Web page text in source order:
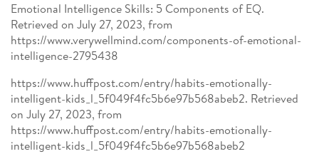
Emotional Intelligence Skills: 5 Components of EQ.
Retrieved on July 27, 2023, from
https://www.verywellmind.com/components-of-emotional-
intelligence-2795438
https://www.huffpost.com/entry/habits-emotionally-
intelligent-kids_l_5f049f4fc5b6e97b568abeb2. Retrieved
on July 27, 2023, from
https://www.huffpost.com/entry/habits-emotionally-
intelligent-kids_l_5f049f4fc5b6e97b568abeb2